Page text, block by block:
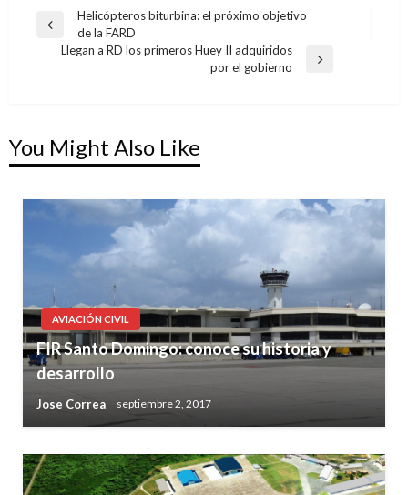
Navegación
Previous
Helicópteros biturbina: el próximo objetivo
de la FARD
Llegan a RD los primeros Huey II adquiridos
por el gobierno
You Might Also Like
AVIACIÓN CIVIL
FIR Santo Domingo: conoce su historia y
desarrollo
Jose Correa septiembre 2, 2017